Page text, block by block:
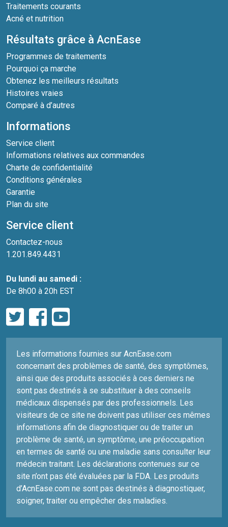
Traitements courants
Acné et nutrition
Résultats grâce à AcnEase
Programmes de traitements
Pourquoi ça marche
Obtenez les meilleurs résultats
Histoires vraies
Comparé à d’autres
Informations
Service client
Informations relatives aux commandes
Charte de confidentialité
Conditions générales
Garantie
Plan du site
Service client
Contactez-nous
1.201.849.4431
Du lundi au samedi :
De 8h00 à 20h EST
Les informations fournies sur AcnEase.com
concernant des problèmes de santé, des symptômes,
ainsi que des produits associés à ces derniers ne
sont pas destinés à se substituer à des conseils
médicaux dispensés par des professionnels. Les
visiteurs de ce site ne doivent pas utiliser ces mêmes
informations afin de diagnostiquer ou de traiter un
problème de santé, un symptôme, une préoccupation
en termes de santé ou une maladie sans consulter leur
médecin traitant. Les déclarations contenues sur ce
site n’ont pas été évaluées par la FDA. Les produits
d’AcnEase.com ne sont pas destinés à diagnostiquer,
soigner, traiter ou empêcher des maladies.